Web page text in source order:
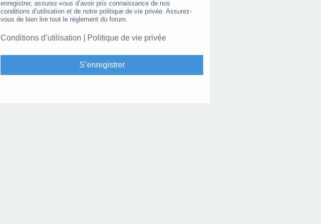
enregistrer, assurez-vous d’avoir pris connaissance de nos
conditions d’utilisation et de notre politique de vie privée. Assurez-
vous de bien lire tout le règlement du forum.
Conditions d’utilisation Politique de vie privée
S’enregistrer